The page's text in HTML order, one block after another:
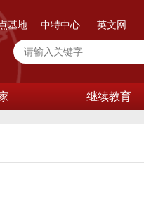
继续教育
基地 英文网
中特中心